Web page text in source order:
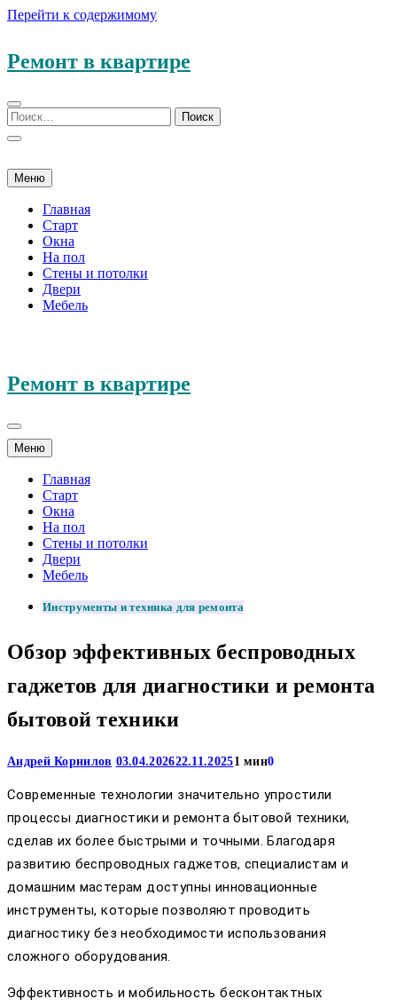
Перейти к содержимому
Ремонт в квартире
Меню
Главная
Старт
Окна
На пол
Стены и потолки
Двери
Мебель
Ремонт в квартире
Меню
Главная
Старт
Окна
На пол
Стены и потолки
Двери
Мебель
Инструменты и техника для ремонта
Обзор эффективных беспроводных
гаджетов для диагностики и ремонта
бытовой техники
Андрей Корнилов 03.04.202622.11.20251 мин0
Современные технологии значительно упростили
процессы диагностики и ремонта бытовой техники,
сделав их более быстрыми и точными. Благодаря
развитию беспроводных гаджетов, специалистам и
домашним мастерам доступны инновационные
инструменты, которые позволяют проводить
диагностику без необходимости использования
сложного оборудования.
Эффективность и мобильность бесконтактных